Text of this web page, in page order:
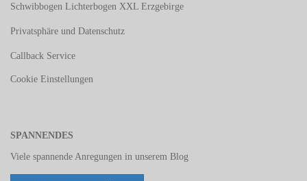
Schwibbogen Lichterbogen XXL Erzgebirge
Privatsphäre und Datenschutz
Callback Service
Cookie Einstellungen
SPANNENDES
Viele spannende Anregungen in unserem Blog